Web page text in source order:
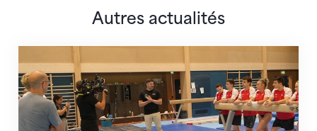
Autres actualités
En route pour Zagreb avec des objectifs clairs